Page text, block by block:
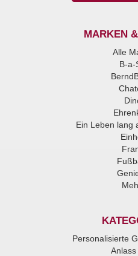
MARKEN
Alle
B-a-
Ein Leben lang
Personalisierte